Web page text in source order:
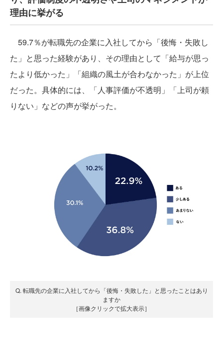
理由に挙がる
59.7％が転職先の企業に入社してから「後悔・失敗し
た」と思った経験があり、その理由として「給与が思っ
たより低かった」「組織の風土が合わなかった」が上位
だった。具体的には、「人事評価が不透明」「上司が頼
りない」などの声が挙がった。
Q. 転職先の企業に入社してから「後悔・失敗した」と思ったことはあり
ますか
［画像クリックで拡大表示］